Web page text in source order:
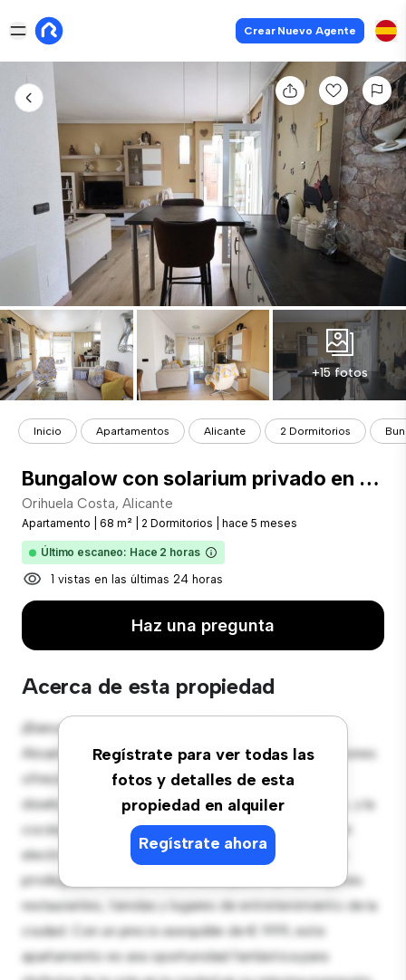
Crear Nuevo Agente
+15 fotos
Inicio Apartamentos Alicante 2 Dormitorios
Bungalow con solarium privado en Playa Flamenca. Temporada baja y Vacacional
Orihuela Costa, Alicante
Apartamento 68 m² 2 Dormitorios hace 5 meses
Último escaneo: Hace 2 horas
1 vistas en las últimas 24 horas
Haz una pregunta
Acerca de esta propiedad
Regístrate para ver todas las
fotos y detalles de esta
propiedad en alquiler
Regístrate ahora
¡Bienvenido a tu nuevo hogar en Orihuela Costa,
Alicante! Este moderno apartamento de 2 habitaciones
ofrece un espacio de vida elegante y acogedor. El
diseño diáfano es perfecto para el entretenimiento, y la
cocina de estilo contemporáneo está equipada con
electrodomésticos de gama alta. Con su ubicación
privilegiada, estarás a solo unos pasos de los mejores
restaurantes, tiendas y lugares de entretenimiento de la
ciudad. Con un precio asequible de € 999, este
apartamento es una oportunidad fantástica para